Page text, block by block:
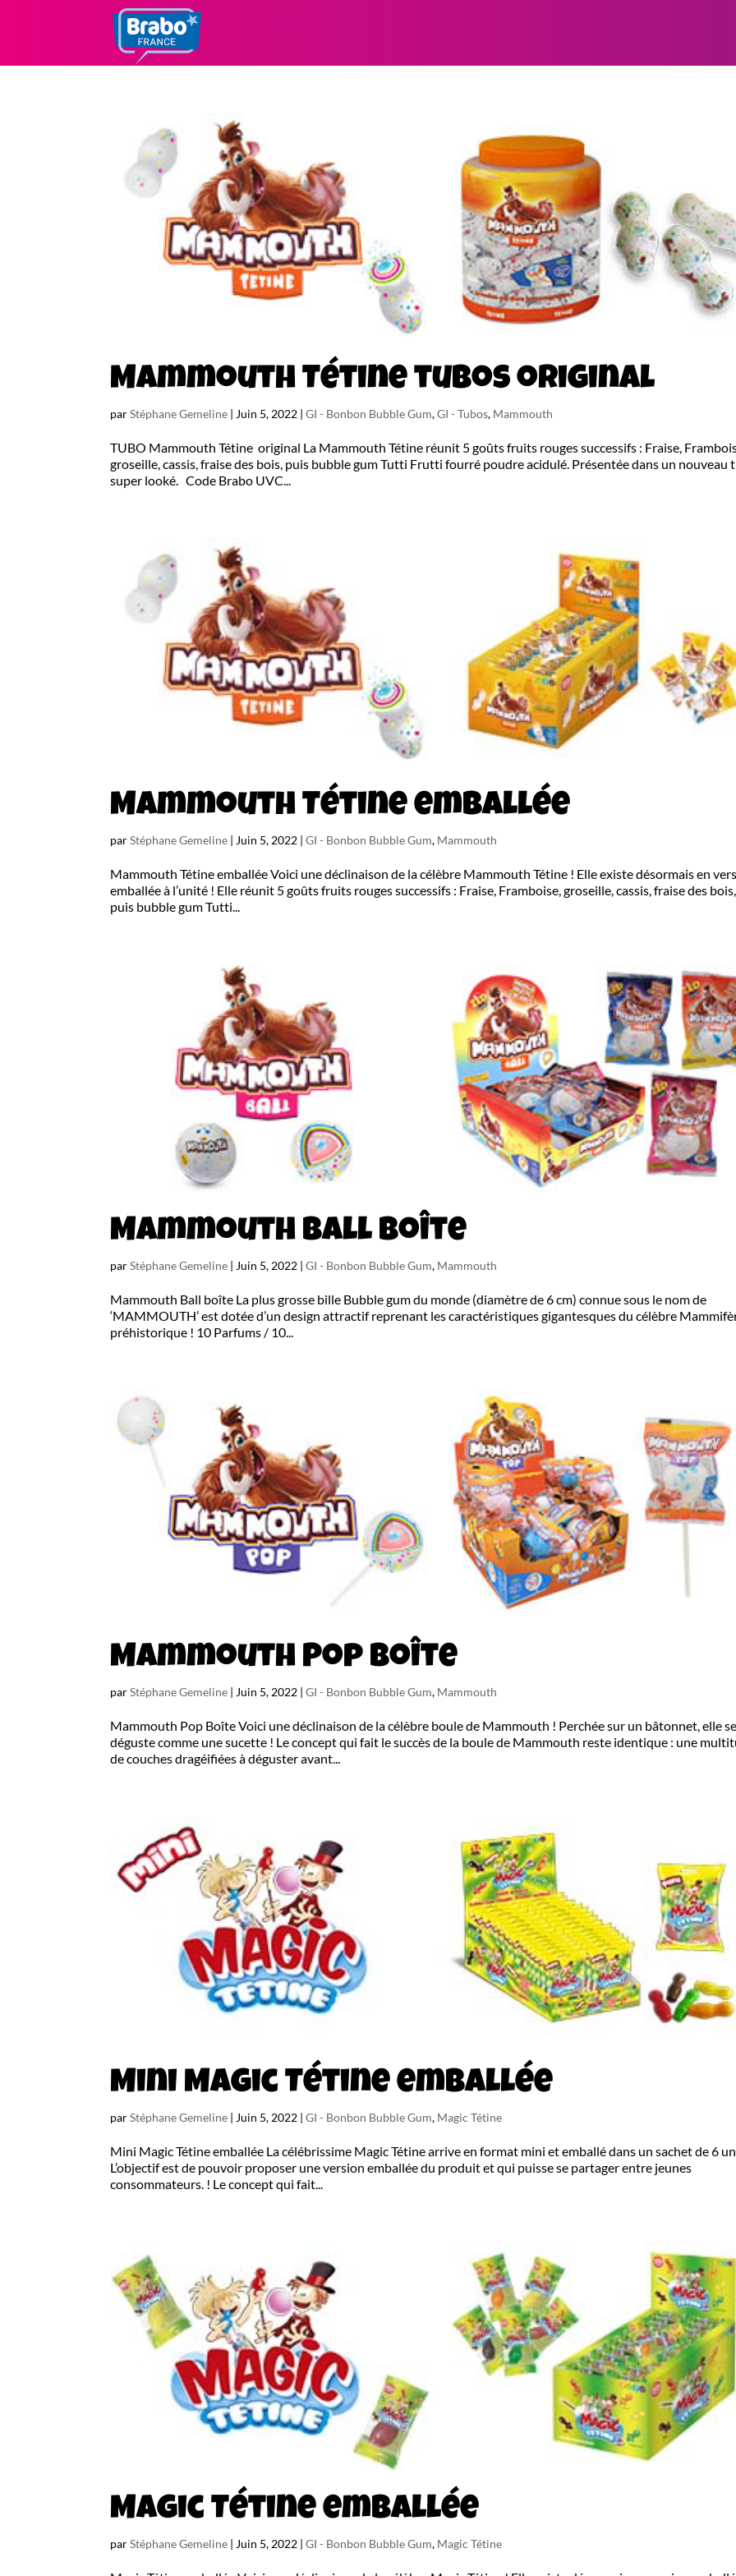
Mammouth Tétine tubos original
parStéphane Gemeline |Juin 5, 2022 |GI - Bonbon Bubble Gum,GI - Tubos, Mammouth
TUBO Mammouth Tétine original La Mammouth Tétine réunit 5 goûts fruits rouges successifs : Fraise,
groseille, cassis, fraise des bois, puis bubble gum Tutti Frutti fourré poudre acidulé. Présentée dans un nouveau
super looké. Code Brabo UVC...
Mammouth Tétine emballée
parStéphane Gemeline | Juin 5, 2022 |GI - Bonbon Bubble Gum, Mammouth
Mammouth Tétine emballée Voici une déclinaison de la célèbre Mammouth Tétine ! Elle existe désormais en
emballée à l’unité ! Elle réunit 5 goûts fruits rouges successifs : Fraise, Framboise, groseille, cassis, fraise des bois,
puis bubble gum Tutti...
Mammouth Ball boîte
parStéphane Gemeline | Juin 5, 2022 |GI - Bonbon Bubble Gum, Mammouth
Mammouth Ball boîte La plus grosse bille Bubble gum du monde (diamètre de 6 cm) connue sous le nom de
‘MAMMOUTH’ est dotée d’un design attractif reprenant les caractéristiques gigantesques du célèbre
préhistorique ! 10 Parfums / 10...
Mammouth Pop Boîte
parStéphane Gemeline | Juin 5, 2022 |GI - Bonbon Bubble Gum, Mammouth
Mammouth Pop Boîte Voici une déclinaison de la célèbre boule de Mammouth ! Perchée sur un bâtonnet, elle
déguste comme une sucette ! Le concept qui fait le succès de la boule de Mammouth reste identique : une
de couches dragéifiées à déguster avant...
Mini Magic Tétine emballée
parStéphane Gemeline | Juin 5, 2022 |GI - Bonbon Bubble Gum, Magic Tétine
Mini Magic Tétine emballée La célébrissime Magic Tétine arrive en format mini et emballé dans un sachet de 6
L’objectif est de pouvoir proposer une version emballée du produit et qui puisse se partager entre jeunes
consommateurs. ! Le concept qui fait...
Magic Tétine emballée
parStéphane Gemeline | Juin 5, 2022 |GI - Bonbon Bubble Gum, Magic Tétine